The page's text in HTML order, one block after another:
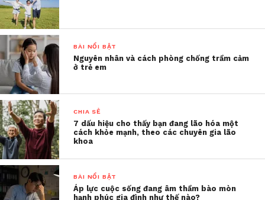
Không chỉ vậy, chị còn bị yêu cầu giặt đồ bằng tay
cho hai cô em chồng, bị chê bai ngay cả trong
chuyện bếp núc. Khi mang thai, do ốm nghén nên
chị nấu ăn không vừa miệng, mẹ chồng cằn nhằn,
còn hai cô em chồng thì hả hê: “Có bầu thôi mà, có
gì to tát đâu!”
Những mâu thuẫn ấy dần dần đẩy chị vào trạng
thái mệt mỏi, cô đơn trong chính ngôi nhà của
mình.
Nhẫn nhịn có thực sự là giải
pháp?
BÀI NỔI BẬT
Nguyên nhân và cách phòng chống trầm cảm
ở trẻ em
CHIA SẺ
7 dấu hiệu cho thấy bạn đang lão hóa một
cách khỏe mạnh, theo các chuyên gia lão
khoa
BÀI NỔI BẬT
Áp lực cuộc sống đang âm thầm bào mòn
hạnh phúc gia đình như thế nào?